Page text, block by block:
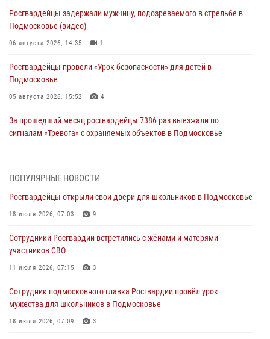
Росгвардейцы задержали мужчину, подозреваемого в стрельбе в
Подмосковье (видео)
06 августа 2026, 14:35 1
Росгвардейцы провели «Урок безопасности» для детей в
Подмосковье
05 августа 2026, 15:52 4
За прошедший месяц росгвардейцы 7386 раз выезжали по
сигналам «Тревога» с охраняемых объектов в Подмосковье
Росгвардейцы пресекли кражу из супермаркета в Подмосковье
03 августа 2026, 15:26
«семейным подрядом» в Подмосковье (видео)
03 августа 2026, 14:57
крупную сумму в Подмосковье
31 июля 2026, 14:00
ПОПУЛЯРНЫЕ НОВОСТИ
Росгвардейцы открыли свои двери для школьников в Подмосковье
18 июля 2026, 07:03 9
Сотрудники Росгвардии встретились с жёнами и матерями
участников СВО
11 июля 2026, 07:15 3
Сотрудник подмосковного главка Росгвардии провёл урок
мужества для школьников в Подмосковье
18 июля 2026, 07:09 3